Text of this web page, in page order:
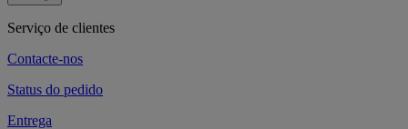
Serviço de clientes
Contacte-nos
Status do pedido
Entrega